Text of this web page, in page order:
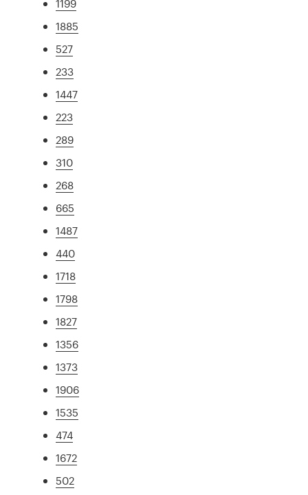
1199
1885
527
233
1447
223
289
310
268
665
1487
440
1718
1798
1827
1356
1373
1906
1535
474
1672
502